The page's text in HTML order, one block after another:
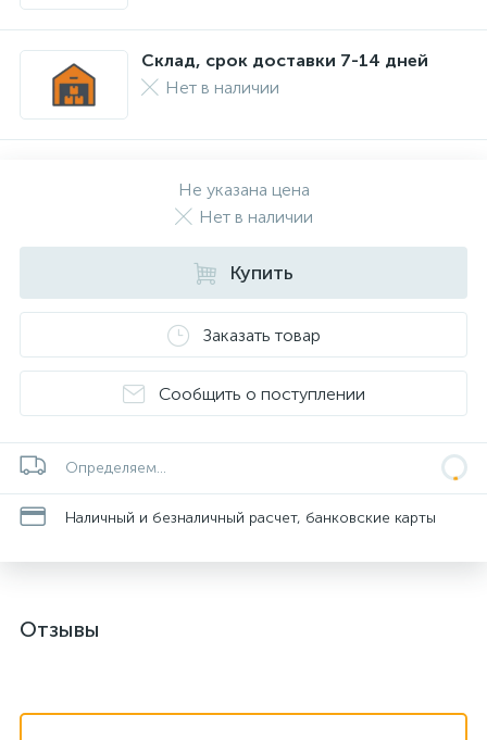
Склад, срок доставки 7-14 дней
Нет в наличии
Не указана цена
Нет в наличии
Купить
Заказать товар
Сообщить о поступлении
Определяем...
Наличный и безналичный расчет, банковские карты
Отзывы